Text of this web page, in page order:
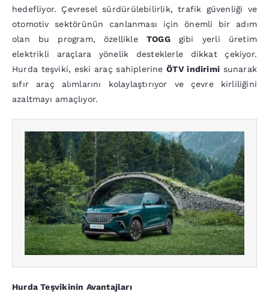
hedefliyor. Çevresel sürdürülebilirlik, trafik güvenliği ve
otomotiv sektörünün canlanması için önemli bir adım
olan bu program, özellikle TOGGgibi yerli üretim
elektrikli araçlara yönelik desteklerle dikkat çekiyor.
Hurda teşviki, eski araç sahiplerineÖTV indirimi sunarak
sıfır araç alımlarını kolaylaştırıyor ve çevre kirliliğini
azaltmayı amaçlıyor.
Hurda Teşvikinin Avantajları